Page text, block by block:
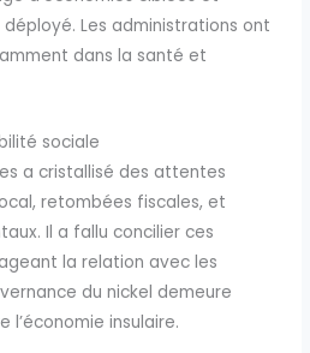
Les administrations ont
dans la santé et
sociale
a cristallisé des attentes
retombées fiscales, et
Il a fallu concilier ces
la relation avec les
du nickel demeure
l’économie insulaire.